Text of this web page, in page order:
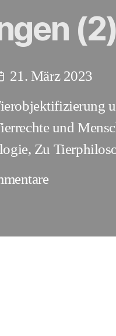
21. März 2023
und
, Zu
zu